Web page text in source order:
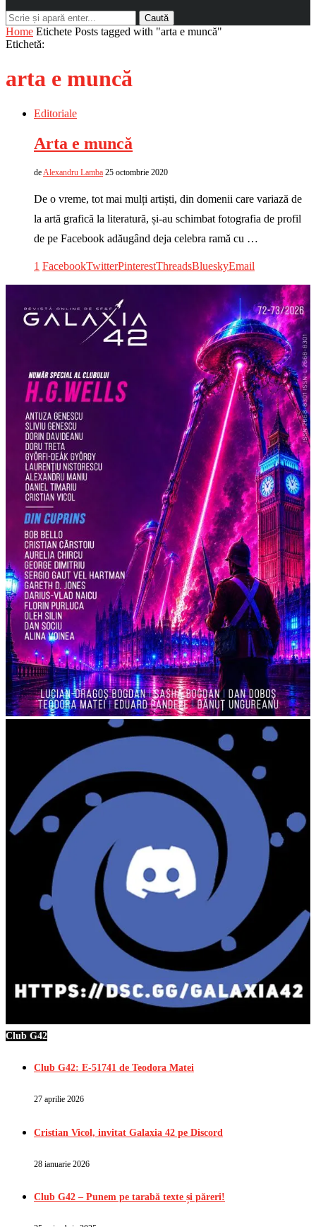
Caută
Home Etichete Posts tagged with "arta e muncă"
Etichetă:
arta e muncă
Editoriale
Arta e muncă
de Alexandru Lamba 25 octombrie 2020
De o vreme, tot mai mulți artiști, din domenii care variază de
la artă grafică la literatură, și-au schimbat fotografia de profil
de pe Facebook adăugând deja celebra ramă cu …
1 FacebookTwitterPinterestThreadsBlueskyEmail
Club G42
Club G42: E-51741 de Teodora Matei
27 aprilie 2026
Cristian Vicol, invitat Galaxia 42 pe Discord
28 ianuarie 2026
Club G42 – Punem pe tarabă texte și păreri!